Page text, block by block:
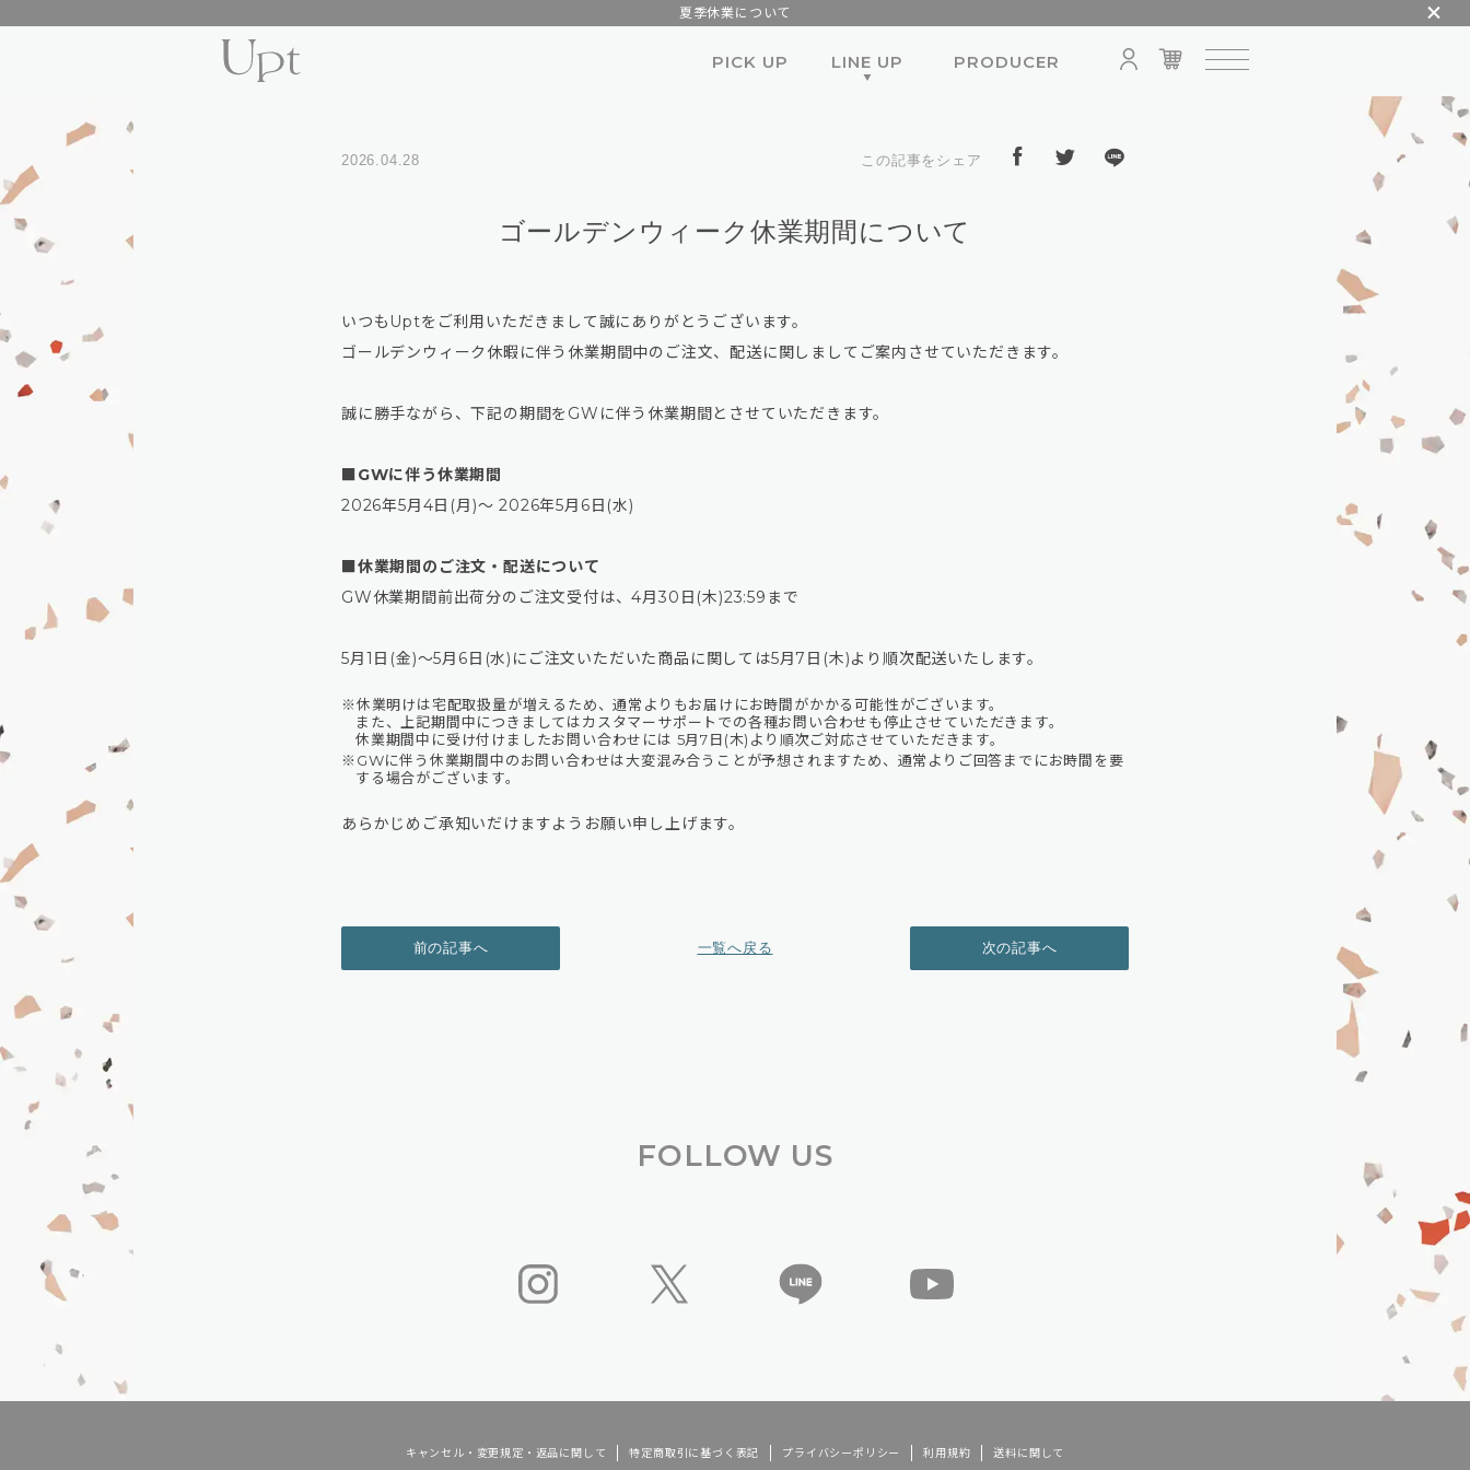
夏季休業について
PICK UP LINE UP
SET
PRODUCER
2026.04.28 この記事をシェア
ゴールデンウィーク休業期間について
いつもUptをご利用いただきまして誠にありがとうございます。
ゴールデンウィーク休暇に伴う休業期間中のご注文、配送に関しましてご案内させていただきます。
誠に勝手ながら、下記の期間をGWに伴う休業期間とさせていただきます。
■GWに伴う休業期間
2026年5月4日(月)〜 2026年5月6日(水)
■休業期間のご注文・配送について
GW休業期間前出荷分のご注文受付は、4月30日(木)23:59まで
5月1日(金)〜5月6日(水)にご注文いただいた商品に関しては5月7日(木)より順次配送いたします。
※休業明けは宅配取扱量が増えるため、通常よりもお届けにお時間がかかる可能性がございます。
また、上記期間中につきましてはカスタマーサポートでの各種お問い合わせも停止させていただきます。
休業期間中に受け付けましたお問い合わせには 5月7日(木)より順次ご対応させていただきます。
※GWに伴う休業期間中のお問い合わせは大変混み合うことが予想されますため、通常よりご回答までにお時間を要
する場合がございます。
あらかじめご承知いだけますようお願い申し上げます。
前の記事へ 一覧へ戻る 次の記事へ
FOLLOW US
キャンセル・変更規定・返品に関して 特定商取引に基づく表記 プライバシーポリシー 利用規約 送料に関して